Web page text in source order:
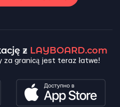
z LAYBOARD.com
za granicą jest teraz łatwe!